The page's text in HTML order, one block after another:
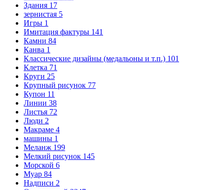
Здания 17
зернистая 5
Игры 1
Имитация фактуры 141
Камни 84
Канва 1
Классические дизайны (медальоны и т.п.) 101
Клетка 71
Круги 25
Крупный рисунок 77
Купон 11
Линии 38
Листья 72
Люди 2
Макраме 4
машины 1
Меланж 199
Мелкий рисунок 145
Морской 6
Муар 84
Надписи 2